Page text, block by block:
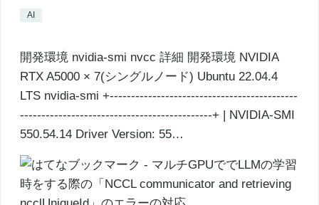
AI
開発環境 nvidia-smi nvcc 詳細 開発環境 NVIDIA
RTX A5000 × 7(シングルノード) Ubuntu 22.04.4
LTS nvidia-smi +--------------------------------------------
---------------------------------------------+ | NVIDIA-SMI
550.54.14 Driver Version: 55…